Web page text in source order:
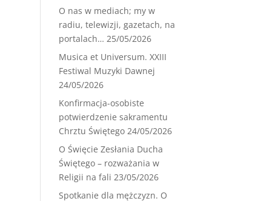
O nas w mediach; my w
radiu, telewizji, gazetach, na
portalach… 25/05/2026
Musica et Universum. XXIII
Festiwal Muzyki Dawnej
24/05/2026
Konfirmacja-osobiste
potwierdzenie sakramentu
Chrztu Świętego 24/05/2026
O Święcie Zesłania Ducha
Świętego – rozważania w
Religii na fali 23/05/2026
Spotkanie dla mężczyzn. O